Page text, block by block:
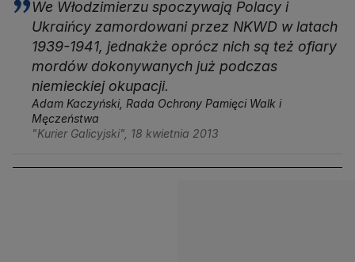
We Włodzimierzu spoczywają Polacy i
Ukraińcy zamordowani przez NKWD w latach
1939-1941, jednakże oprócz nich są też ofiary
mordów dokonywanych już podczas
niemieckiej okupacji.
Adam Kaczyński, Rada Ochrony Pamięci Walk i
Męczeństwa
"Kurier Galicyjski", 18 kwietnia 2013